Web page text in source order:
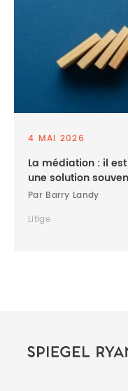
4 MAI 2026
La médiation : il
une solution
Par Barry Landy
Litige